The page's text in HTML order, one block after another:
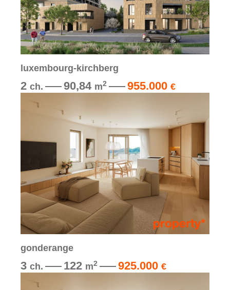
luxembourg-kirchberg
2 ch. 90,84 m2 955.000 €
gonderange
3 ch. 122 m2 925.000 €